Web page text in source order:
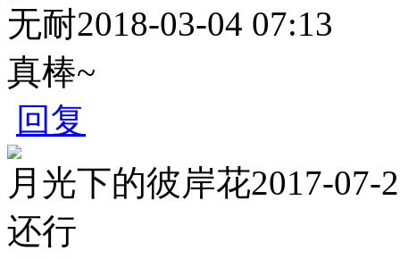
无耐2018-03-04 07:13
真棒~
回复
月光下的彼岸花2017-07-
还行